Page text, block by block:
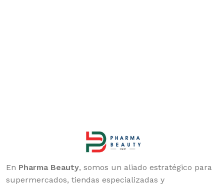
En Pharma Beauty, somos un aliado estratégico para
supermercados, tiendas especializadas y